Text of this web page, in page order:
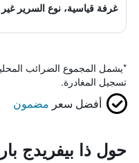
غرفة قياسية، نوع السرير
*يشمل المجموع الضرائب
تسجيل المغادرة.
أفضل سعر مضمون
حول ذا بيفريدج